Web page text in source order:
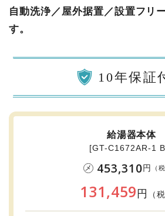
自動洗浄／屋外据置／設置フリ
す。
10年保証
給湯器本体
[GT-C1672AR-1
メ 453,310円 （
131,459 円 （